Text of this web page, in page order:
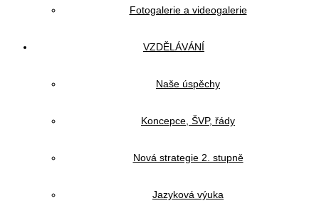
Fotogalerie a videogalerie
VZDĚLÁVÁNÍ
Naše úspěchy
Koncepce, ŠVP, řády
Nová strategie 2. stupně
Jazyková výuka